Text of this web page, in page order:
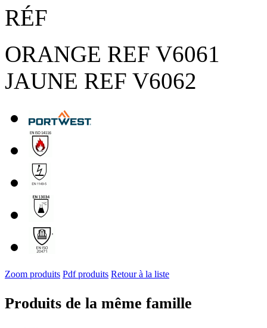
RÉF
ORANGE REF V6061
JAUNE REF V6062
Zoom produits Pdf produits Retour à la liste
Produits de la même famille